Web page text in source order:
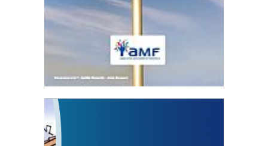
Statut de l’élu local
3 avril 2024
Mise à jour avril 2024